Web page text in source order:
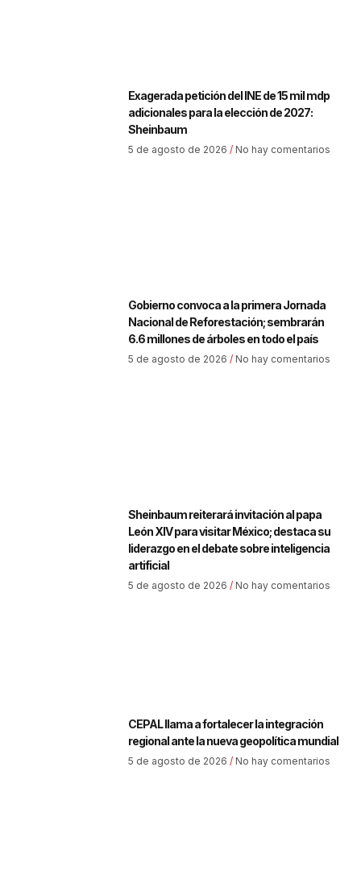
Exagerada petición del INE de 15 mil mdp
adicionales para la elección de 2027:
Sheinbaum
5 de agosto de 2026 No hay comentarios
Gobierno convoca a la primera Jornada
Nacional de Reforestación; sembrarán
6.6 millones de árboles en todo el país
5 de agosto de 2026 No hay comentarios
Sheinbaum reiterará invitación al papa
León XIV para visitar México; destaca su
liderazgo en el debate sobre inteligencia
artificial
5 de agosto de 2026 No hay comentarios
CEPAL llama a fortalecer la integración
regional ante la nueva geopolítica mundial
5 de agosto de 2026 No hay comentarios